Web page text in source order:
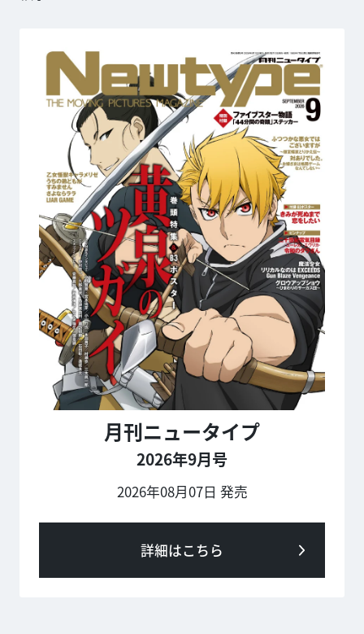
月刊ニュータイプ
2026年9月号
2026年08月07日 発売
詳細はこちら